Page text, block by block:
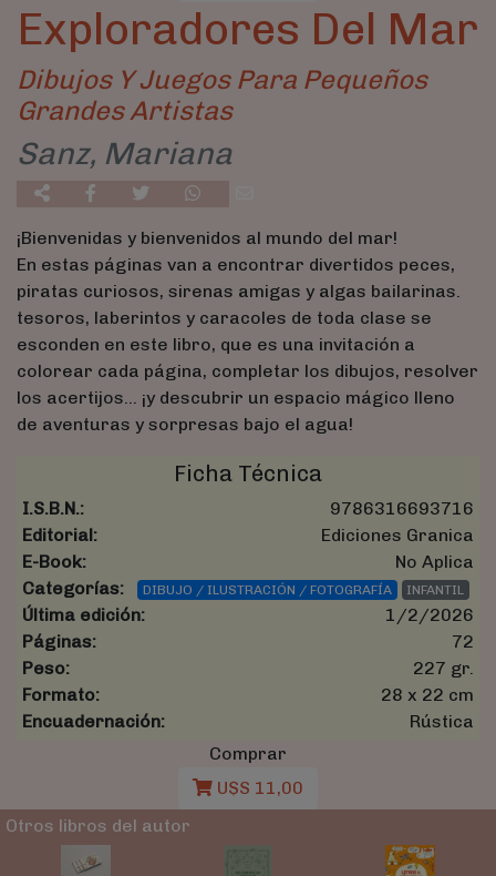
Exploradores Del Mar
Dibujos Y Juegos Para Pequeños
Grandes Artistas
Sanz, Mariana
¡Bienvenidas y bienvenidos al mundo del mar!
En estas páginas van a encontrar divertidos peces,
piratas curiosos, sirenas amigas y algas bailarinas.
tesoros, laberintos y caracoles de toda clase se
esconden en este libro, que es una invitación a
colorear cada página, completar los dibujos, resolver
los acertijos... ¡y descubrir un espacio mágico lleno
de aventuras y sorpresas bajo el agua!
Ficha Técnica
I.S.B.N.:
9786316693716
Editorial:
Ediciones Granica
E-Book:
No Aplica
Categorías:
DIBUJO / ILUSTRACIÓN / FOTOGRAFÍA INFANTIL
Última edición:
1/2/2026
Páginas:
72
Peso:
227 gr.
Formato:
28 x 22 cm
Encuadernación:
Rústica
Comprar
U$S 11,00
Otros libros del autor